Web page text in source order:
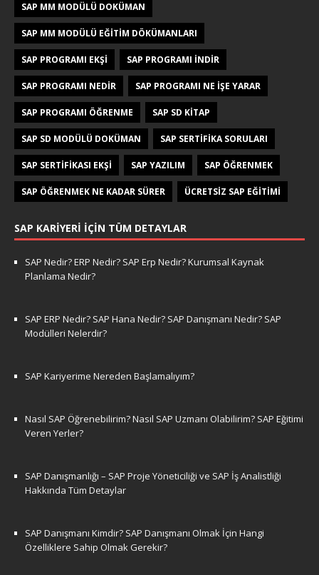
SAP MM MODÜLÜ DOKÜMAN
SAP MM MODÜLÜ EĞITIM DÖKÜMANLARI
SAP PROGRAMI EKŞI SAP PROGRAMI INDIR
SAP PROGRAMI NEDIR SAP PROGRAMI NE IŞE YARAR
SAP PROGRAMI ÖĞRENME SAP SD KITAP
SAP SD MODÜLÜ DOKÜMAN SAP SERTIFIKA SORULARI
SAP SERTIFIKASI EKŞI SAP YAZILIM SAP ÖĞRENMEK
SAP ÖĞRENMEK NE KADAR SÜRER ÜCRETSIZ SAP EĞITIMI
SAP KARIYERI İÇIN TÜM DETAYLAR
SAP Nedir? ERP Nedir? SAP Erp Nedir? Kurumsal Kaynak
Planlama Nedir?
SAP ERP Nedir? SAP Hana Nedir? SAP Danışmanı Nedir? SAP
Modülleri Nelerdir?
SAP Kariyerime Nereden Başlamalıyım?
Nasıl SAP Öğrenebilirim? Nasıl SAP Uzmanı Olabilirim? SAP Eğitimi
Veren Yerler?
SAP Danışmanlığı – SAP Proje Yöneticiliği ve SAP İş Analistliği
Hakkında Tüm Detaylar
SAP Danışmanı Kimdir? SAP Danışmanı Olmak İçin Hangi
Özelliklere Sahip Olmak Gerekir?